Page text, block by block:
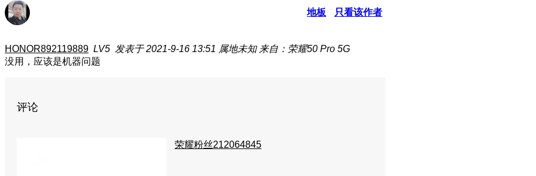
地板 只看该作者
HONOR892119889 LV5 发表于 2021-9-16 13:51 属地未知 来自：荣耀50 Pro 5G
没用，应该是机器问题
评论
荣耀粉丝212064845